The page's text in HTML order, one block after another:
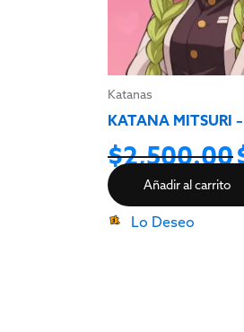
Katanas
KATANA MITSURI
$2,500.00
Añadir al carrito
Lo Deseo